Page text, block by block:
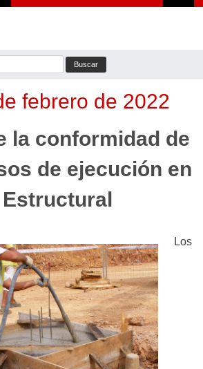
febrero de 2022
la conformidad de
de ejecución en
Los